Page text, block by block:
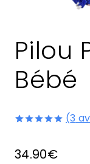
Pilou
Bébé
sur
(3
34.90€